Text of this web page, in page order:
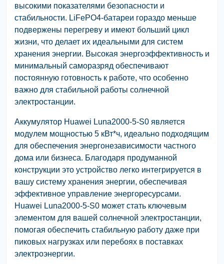
высокими показателями безопасности и
стабильности. LiFePO4-батареи гораздо меньше
подвержены перегреву и имеют больший цикл
жизни, что делает их идеальными для систем
хранения энергии. Высокая энергоэффективность и
минимальный саморазряд обеспечивают
постоянную готовность к работе, что особенно
важно для стабильной работы солнечной
электростанции.
Аккумулятор Huawei Luna2000-5-S0 является
модулем мощностью 5 кВт*ч, идеально подходящим
для обеспечения энергонезависимости частного
дома или бизнеса. Благодаря продуманной
конструкции это устройство легко интегрируется в
вашу систему хранения энергии, обеспечивая
эффективное управление энергоресурсами.
Huawei Luna2000-5-S0 может стать ключевым
элементом для вашей солнечной электростанции,
помогая обеспечить стабильную работу даже при
пиковых нагрузках или перебоях в поставках
электроэнергии.